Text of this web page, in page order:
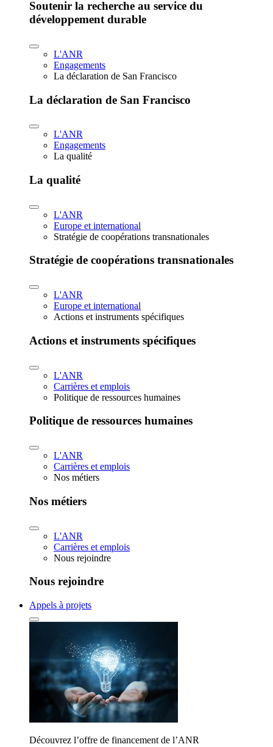
Soutenir la recherche au service du
développement durable
L'ANR
Engagements
La déclaration de San Francisco
La déclaration de San Francisco
L'ANR
Engagements
La qualité
La qualité
L'ANR
Europe et international
Stratégie de coopérations transnationales
Stratégie de coopérations transnationales
L'ANR
Europe et international
Actions et instruments spécifiques
Actions et instruments spécifiques
L'ANR
Carrières et emplois
Politique de ressources humaines
Politique de ressources humaines
L'ANR
Carrières et emplois
Nos métiers
Nos métiers
L'ANR
Carrières et emplois
Nous rejoindre
Nous rejoindre
Appels à projets
Découvrez l’offre de financement de l’ANR